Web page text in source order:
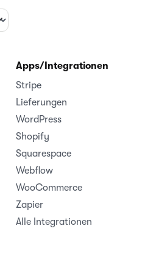
Apps/Integrationen
Stripe
Lieferungen
WordPress
Shopify
Squarespace
Webflow
WooCommerce
Zapier
Alle Integrationen